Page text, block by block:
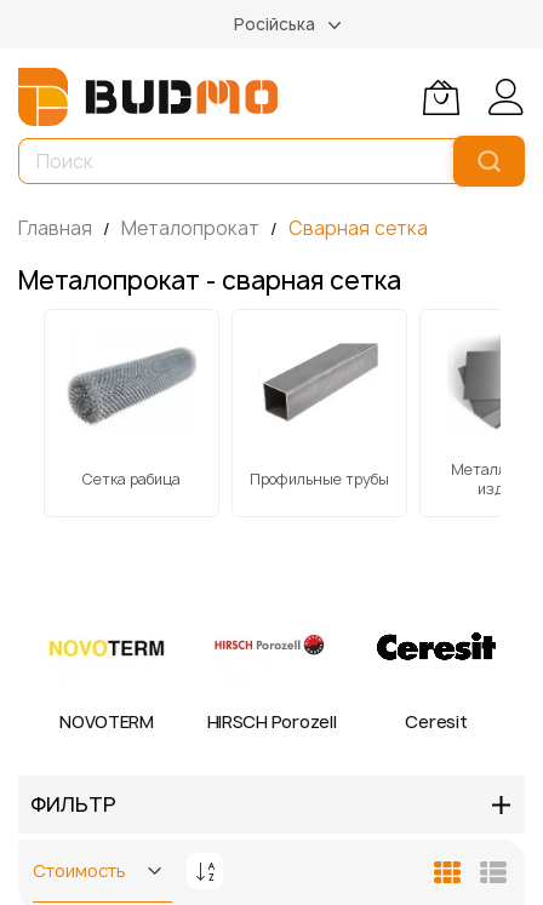
Російська
Главная Металопрокат Сварная сетка
Металопрокат - сварная сетка
Сетка рабица Профильные трубы
изделия
NOVOTERM HIRSCH Porozell Ceresit
ФИЛЬТР
Задать